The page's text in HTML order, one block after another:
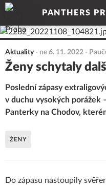
PANTHERS
Aktuality - ne 6. 11. 2022 -
Ženy schytaly
Poslední zápasy
v duchu vysokých porážek
Panterky na Chodov,
ŽENY
Do zápasu nastoupily